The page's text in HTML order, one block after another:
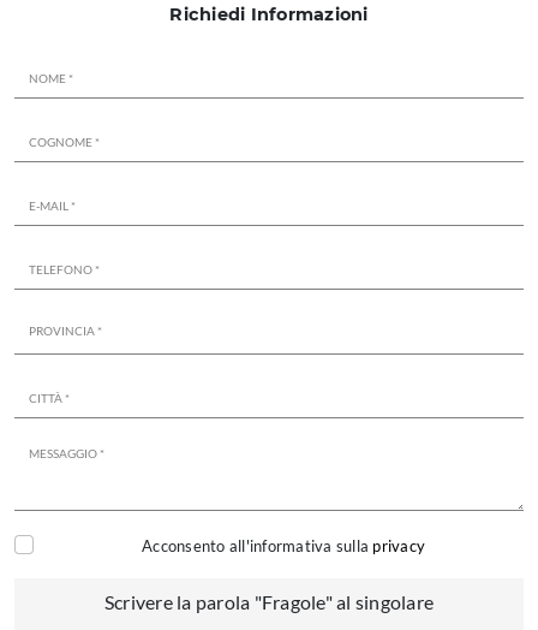
Richiedi Informazioni
Acconsento all'informativa sulla privacy
Scrivere la parola "Fragole" al singolare